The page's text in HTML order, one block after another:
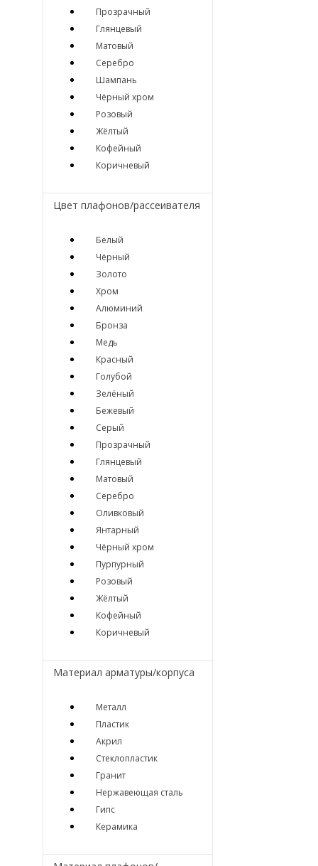
Прозрачный
Глянцевый
Матовый
Серебро
Шампань
Чёрный хром
Розовый
Жёлтый
Кофейный
Коричневый
Цвет плафонов/рассеивателя
Белый
Чёрный
Золото
Хром
Алюминий
Бронза
Медь
Красный
Голубой
Зелёный
Бежевый
Серый
Прозрачный
Глянцевый
Матовый
Серебро
Оливковый
Янтарный
Чёрный хром
Пурпурный
Розовый
Жёлтый
Кофейный
Коричневый
Материал арматуры/корпуса
Металл
Пластик
Акрил
Стеклопластик
Гранит
Нержавеющая сталь
Гипс
Керамика